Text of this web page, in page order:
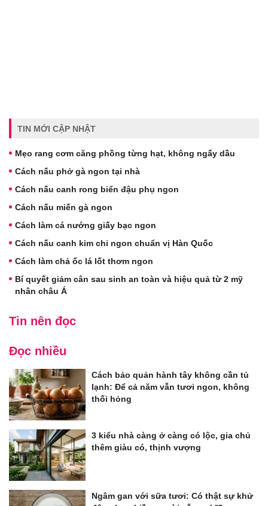
TIN MỚI CẬP NHẬT
Mẹo rang cơm căng phồng từng hạt, không ngấy dầu
Cách nấu phở gà ngon tại nhà
Cách nấu canh rong biển đậu phụ ngon
Cách nấu miến gà ngon
Cách làm cá nướng giấy bạc ngon
Cách nấu canh kim chi ngon chuẩn vị Hàn Quốc
Cách làm chả ốc lá lốt thơm ngon
Bí quyết giảm cân sau sinh an toàn và hiệu quả từ 2 mỹ
nhân châu Á
Tin nên đọc
Đọc nhiều
Cách bảo quản hành tây không cần tủ
lạnh: Để cả năm vẫn tươi ngon, không
thối hỏng
3 kiểu nhà càng ở càng có lộc, gia chủ
thêm giàu có, thịnh vượng
Ngâm gan với sữa tươi: Có thật sự khử